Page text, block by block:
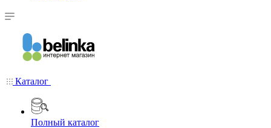
Каталог
Полный каталог